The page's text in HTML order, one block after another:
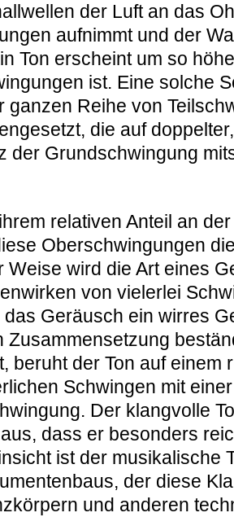
der Luft an das
aufnimmt und der
Ton erscheint um so
ist. Eine solche
ganzen Reihe von
die auf
der Grundschwingung
relativen Anteil an
Oberschwingungen
Weise wird die Art eines
von vielerlei
Geräusch ein wirres
Zusammensetzung
beruht der Ton auf einem
Schwingen mit
Der klangvolle
dass er besonders
ist der musikalische
der diese
und anderen